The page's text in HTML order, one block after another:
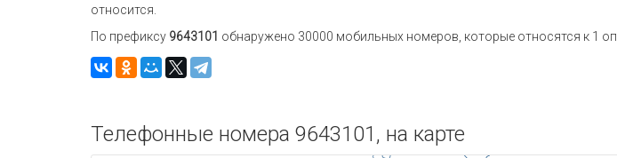
относится.
По префиксу 9643101 обнаружено 30000 мобильных номеров, которые относятся к 1
Телефонные номера 9643101, на карте